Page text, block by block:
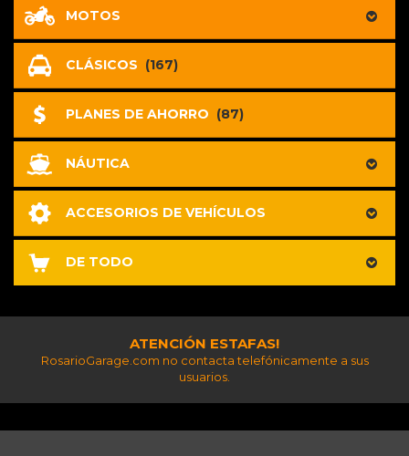
MOTOS
CLÁSICOS (167)
PLANES DE AHORRO (87)
NÁUTICA
ACCESORIOS DE VEHÍCULOS
DE TODO
ATENCIÓN ESTAFAS!
RosarioGarage.com no contacta telefónicamente a sus
usuarios.